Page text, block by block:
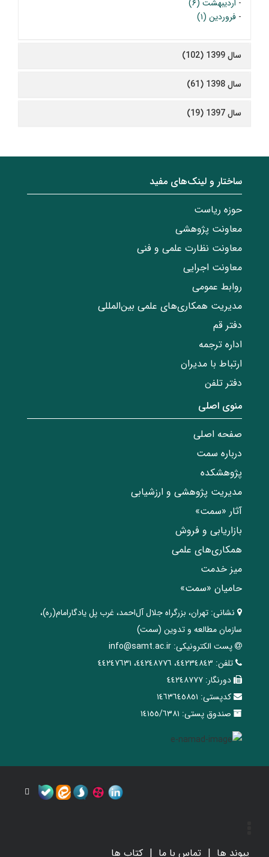
- اردیبهشت (۶)
- فروردین (۱)
سال 1399 (102)
سال 1398 (61)
سال 1397 (19)
ساختار‌‌ و‌‌ لینک‌های مفید
حوزه ریاست
معاونت پژوهشی
معاونت نظارت علمی و فنی
معاونت اجرایی
روابط عمومی
مدیریت همکاری‌های علمی بین‌المللی
دفتر قم
اداره ترجمه
ارتباط با مدیران
دفتر تلفن
منوی اصلی
صفحه اصلی
درباره سمت
پژوهشکده
مدیریت پژوهشی و ارزشیابی
آثار «سمت»
بازاریابی و فروش
همکاری‌های علمی
میز خدمت
حامیان «سمت»
نشانی: تهران، ‌بزرگراه ‌جلال آل‌احمد، غرب پل يادگار‌امام(ره)‌،
سازمان مطالعه و تدوین‌ (سمت)
پست الکترونیکی: info@samt.ac.ir
تلفن: ٤٤٢٣٤٨٤٣، ٤٤٢٤٨٧٧٦، ٤٤٢٤٧٦٣١
دورنگار: ٤٤٢٤٨٧٧٧
کدپستی: ١٤٦٣٦٤٥٨٥١
صندوق پستی: ١٤١٥٥/٦٣٨١
پیوند ها تماس با ما کتاب ها